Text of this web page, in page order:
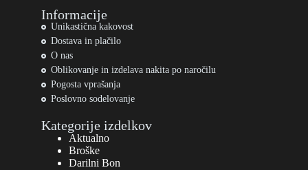
Informacije
Unikastična kakovost
Dostava in plačilo
O nas
Oblikovanje in izdelava nakita po naročilu
Pogosta vprašanja
Poslovno sodelovanje
Kategorije izdelkov
Aktualno
Broške
Darilni Bon